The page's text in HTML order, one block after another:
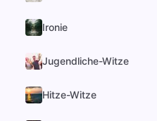
Ironie
Jugendliche-Witze
Hitze-Witze